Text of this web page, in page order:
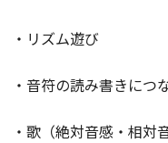
・リズム遊び
・音符の読み書きにつ
・歌（絶対音感・相対